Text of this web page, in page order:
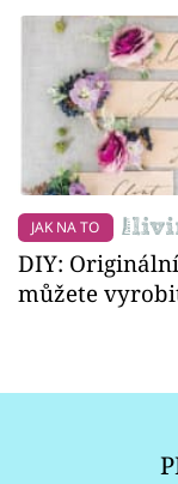
JAK NA TO
DIY:
můžete